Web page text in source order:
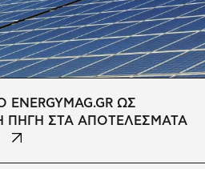
ΩΣ
ΠΗΓΗ ΣΤΑ ΑΠΟΤΕΛΕΣΜΑΤΑ